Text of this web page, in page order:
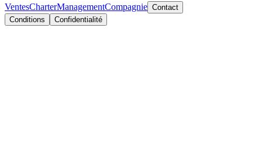
VentesCharterManagementCompagnie Contact
Conditions
Confidentialité